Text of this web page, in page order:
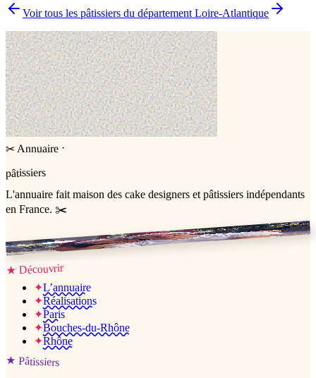
Voir tous les pâtissiers du département Loire-Atlantique
✂ Annuaire ·
pâtissiers
L'annuaire fait maison des cake designers et pâtissiers indépendants
en France. ✂️
Jessica & Jérémy ♡
★ Découvrir
✦L’annuaire
✦Réalisations
✦Paris
✦Bouches-du-Rhône
✦Rhône
★ Pâtissiers